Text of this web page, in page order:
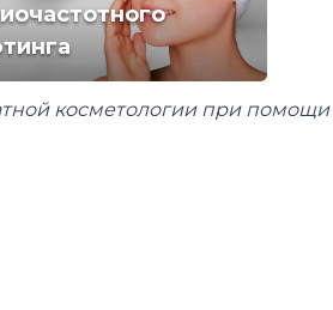
косметологии при помощи